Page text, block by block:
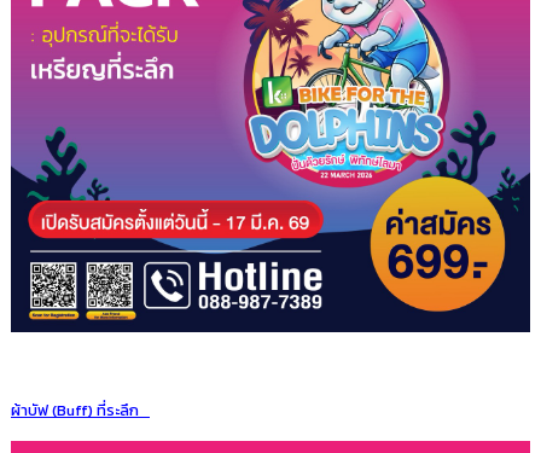
ผ้าบัฟ (Buff) ที่ระลึก